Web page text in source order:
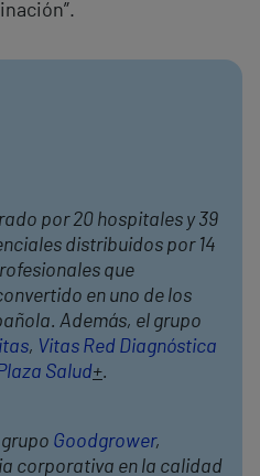
por 20 hospitales y 39
distribuidos por 14
que
en uno de los
Además, el grupo
, Vitas Red Diagnóstica
Salud+.
Goodgrower,
corporativa en la calidad